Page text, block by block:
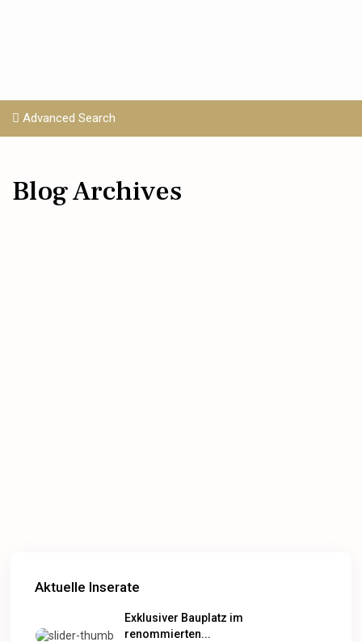
Advanced Search
Blog Archives
Aktuelle Inserate
Exklusiver Bauplatz im
renommierten...